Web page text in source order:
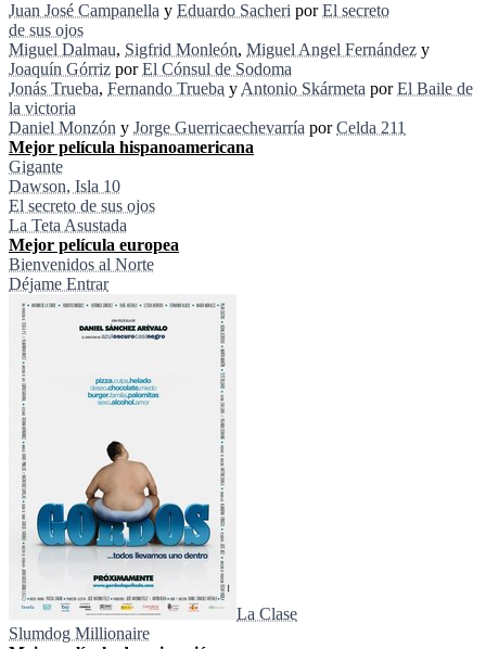
Juan José Campanella y Eduardo Sacheri porEl secreto
de sus ojos
Miguel Dalmau, Sigfrid Monleón, Miguel Angel Fernández y
Joaquín Górriz porEl Cónsul de Sodoma
Jonás Trueba, Fernando Trueba y Antonio Skármeta porEl Baile de
la victoria
Daniel Monzón y Jorge Guerricaechevarría porCelda 211
Mejor película hispanoamericana
Gigante
Dawson, Isla 10
El secreto de sus ojos
La Teta Asustada
Mejor película europea
Bienvenidos al Norte
Déjame Entrar
La Clase
Slumdog Millionaire